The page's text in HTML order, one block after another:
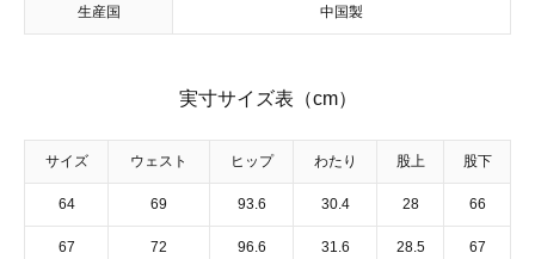
生産国 中国製
実寸サイズ表（cm）
サイズ ウェスト ヒップ わたり 股上 股下
64 69 93.6 30.4 28 66
67 72 96.6 31.6 28.5 67